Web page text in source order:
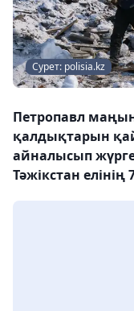
Сурет: polisia.kz
Петропавл
қалдықтарын
айналысып
Тәжікстан